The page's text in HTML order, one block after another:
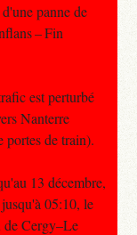
panne de
– Fin
est perturbé
Nanterre
portes de train).
13 décembre,
05:10, le
de Cergy–Le